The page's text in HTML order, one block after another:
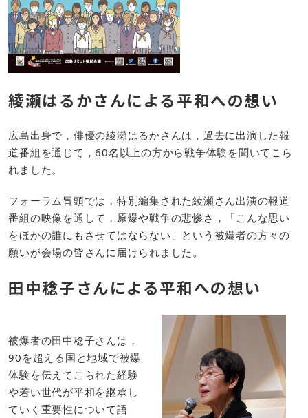
綾瀬はるかさんによる平和への想い
広島出身で，俳優の綾瀬はるかさんは，過去に出演した報
道番組を通じて，60名以上の方から戦争体験を聞いてこら
れました。
フォーラム冒頭では，特別編集された綾瀬さん出演の報道
番組の映像を通して，原爆や戦争の悲惨さ，「こんな思い
をほかの誰にもさせてはならない」という被爆者の方々の
願いが会場の皆さんに届けられました。
田中稔子さんによる平和への想い
被爆者の田中稔子さんは，
90を超える国と地域で被爆
体験を伝えてこられた経験
や若い世代が平和を継承し
ていく重要性について語